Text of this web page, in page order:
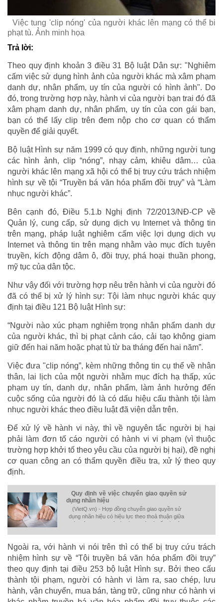
Việc tung 'clip nóng' của người khác lên mạng có thể bi
phạt tù. Ảnh minh họa
Trả lời:
Theo quy định khoản 3 điều 31 Bộ luật Dân sự: "Nghiêm
cấm việc sử dụng hình ảnh của người khác mà xâm phạm
danh dự, nhân phẩm, uy tín của người có hình ảnh". Do
đó, trong trường hợp này, hành vi của người bạn trai đó đã
xâm phạm danh dự, nhân phẩm, uy tín của con gái bạn,
bạn có thể lấy clip trên đem nộp cho cơ quan có thẩm
quyền để giải quyết.
Bộ luật Hình sự năm 1999 có quy định, những người tung
các hình ảnh, clip “nóng”, nhạy cảm, khiêu dâm… của
người khác lên mạng xã hội có thể bị truy cứu trách nhiệm
hình sự về tội “Truyền bá văn hóa phẩm đồi trụy” và “Làm
nhục người khác”.
Bên cạnh đó, Điều 5.1.b Nghị định 72/2013/NĐ-CP về
Quản lý, cung cấp, sử dụng dịch vụ Internet và thông tin
trên mạng, pháp luật nghiêm cấm việc lợi dụng dịch vụ
Internet và thông tin trên mạng nhằm vào mục đích tuyên
truyền, kích động dâm ô, đồi trụy, phá hoại thuần phong,
mỹ tục của dân tộc.
Như vậy đối với trường hợp nêu trên hành vi của người đó
đã có thể bị xử lý hình sự: Tội làm nhục người khác quy
định tại điều 121 Bộ luật Hình sự:
“Người nào xúc phạm nghiêm trọng nhân phẩm danh dự
của người khác, thì bị phạt cảnh cáo, cải tạo không giam
giữ đến hai năm hoặc phạt tù từ ba tháng đến hai năm”.
Việc đưa "clip nóng”, kèm những thông tin cụ thể về nhân
thân, lai lịch của một người nhằm mục đích hạ thấp, xúc
phạm uy tín, danh dự, nhân phẩm, làm ảnh hưởng đến
cuộc sống của người đó là có dấu hiệu cấu thành tội làm
nhục người khác theo điều luật đã viện dẫn trên.
Để xử lý về hành vi này, thì về nguyên tắc người bị hại
phải làm đơn tố cáo người có hành vi vi phạm (vì thuộc
trường hợp khởi tố theo yêu cầu của người bị hại), đề nghị
cơ quan công an có thẩm quyền điều tra, xử lý theo quy
định.
Quy định về việc chuyển giao quyền sử
dụng nhãn hiệu
(VietQ.vn) - Hợp đồng chuyển giao quyền sử
dụng nhãn hiệu có hiệu lực theo thoả thuận giữa
các bên nhưng chỉ có giá trị pháp lý đối với bên
Ngoài ra, với hành vi nói trên thì có thể bị truy cứu trách
nhiệm hình sự về “Tội truyền bá văn hóa phẩm đồi trụy”
theo quy định tại điều 253 bộ luật Hình sự. Bởi theo cấu
thành tội phạm, người có hành vi làm ra, sao chép, lưu
hành, vận chuyển, mua bán, tàng trữ, cũng như có hành vi